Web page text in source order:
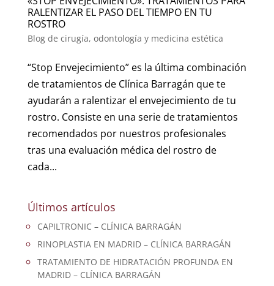
RALENTIZAR EL PASO DEL TIEMPO EN TU
ROSTRO
Blog de cirugía, odontología y medicina estética
“Stop Envejecimiento” es la última combinación
de tratamientos de Clínica Barragán que te
ayudarán a ralentizar el envejecimiento de tu
rostro. Consiste en una serie de tratamientos
recomendados por nuestros profesionales
tras una evaluación médica del rostro de
cada...
Últimos artículos
CAPILTRONIC – CLÍNICA BARRAGÁN
RINOPLASTIA EN MADRID – CLÍNICA BARRAGÁN
TRATAMIENTO DE HIDRATACIÓN PROFUNDA EN
MADRID – CLÍNICA BARRAGÁN